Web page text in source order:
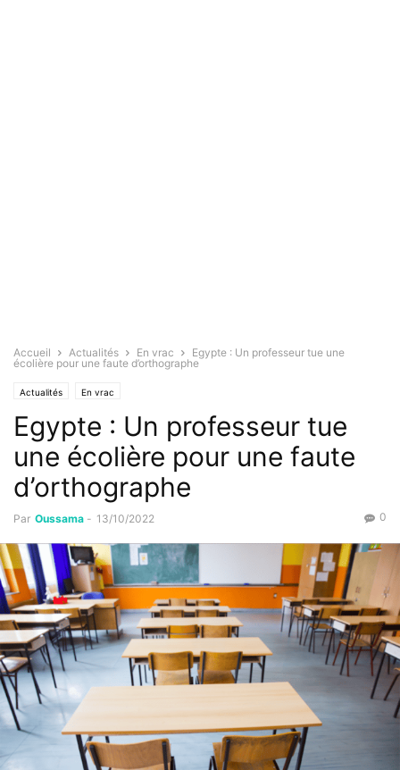
Accueil Actualités En vrac
Egypte : Un professeur tue une
écolière pour une faute d’orthographe
Actualités En vrac
Egypte : Un professeur tue
une écolière pour une faute
d’orthographe
Par Oussama - 13/10/2022 0